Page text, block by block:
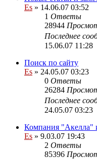
Es » 14.06.07 03:52
1 Ответы
28944
Последнее
15.06.07 11:28
Поиск по сайту
Es » 24.05.07 03:23
0 Ответы
26284
Последнее
24.05.07 03:23
Компания "Акелла"
Es » 9.03.07 19:43
2 Ответы
85396